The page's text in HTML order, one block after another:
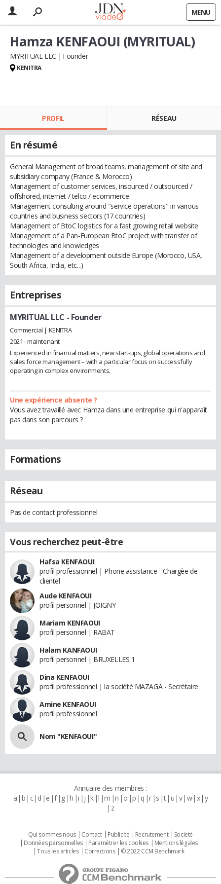
MENU
Hamza KENFAOUI (MYRITUAL)
MYRITUAL LLC Founder
KENITRA
PROFIL RÉSEAU
En résumé
General Management of broad teams, management of site and
subsidiary company (France & Morocco)
Management of customer services, insourced / outsourced /
offshored, internet / telco / ecommerce
Management consulting around "service operations" in various
countries and business sectors (17 countries)
Management of BtoC logistics for a fast growing retail website
Management of a Pan-European BtoC project with transfer of
technologies and knowledges
Management of a development outside Europe (Morocco, USA,
South Africa, India, etc...)
Entreprises
MYRITUAL LLC - Founder
Commercial | KENITRA
2021 - maintenant
Experienced in financial matters, new start-ups, global operations and
sales force management – with a particular focus on successfully
operating in complex environments.
Une expérience absente ?
Vous avez travaillé avec Hamza dans une entreprise qui n'apparaît
pas dans son parcours ?
Formations
Réseau
Pas de contact professionnel
Vous recherchez peut-être
Hafsa KENFAOUI
profil professionnel | Phone assistance - Chargèe de
clientel
Aude KENFAOUI
profil personnel | JOIGNY
Mariam KENFAOUI
profil personnel | RABAT
Halam KANFAOUI
profil personnel | BRUXELLES 1
Dina KENFAOUI
profil professionnel | la société MAZAGA - Secrétaire
Amine KENFAOUI
profil professionnel
Nom "KENFAOUI"
Annuaire des membres :
a b c d e f g h i j k l m n o p q r s t u v w x y
z
Qui sommes nous Contact Publicité Recrutement
Societé
Données personnelles
Paramétrer les cookies
Mentions légales
Tous les articles
Corrections © 2022 CCM Benchmark